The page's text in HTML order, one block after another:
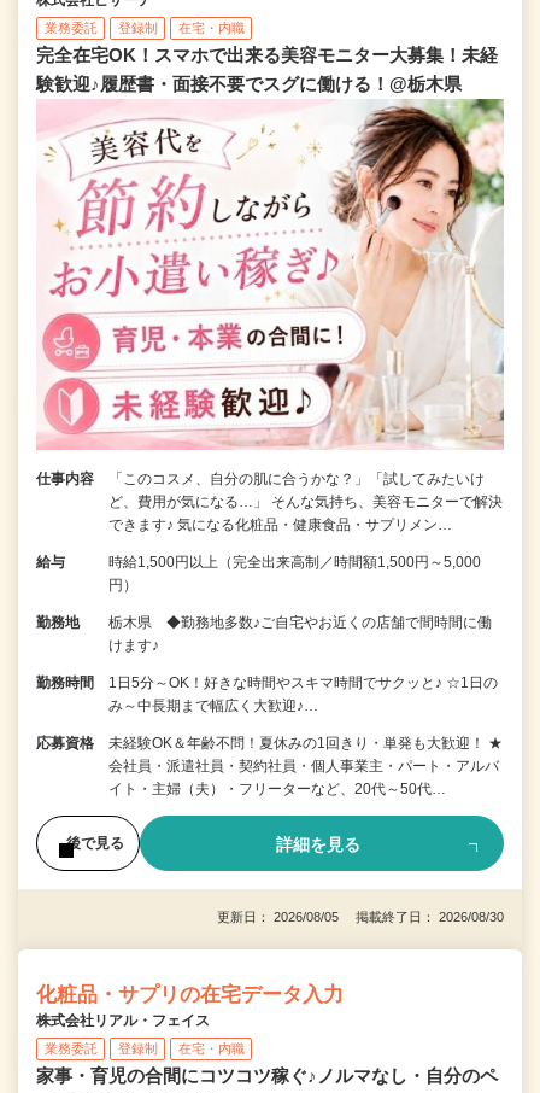
業務委託 登録制 在宅・内職
完全在宅OK！スマホで出来る美容モニター大募集！未経
験歓迎♪履歴書・面接不要でスグに働ける！@栃木県
仕事内容
「このコスメ、自分の肌に合うかな？」「試してみたいけ
ど、費用が気になる…」 そんな気持ち、美容モニターで解決
できます♪ 気になる化粧品・健康食品・サプリメン…
給与
時給1,500円以上（完全出来高制／時間額1,500円～5,000
円）
勤務地
栃木県 ◆勤務地多数♪ご自宅やお近くの店舗で間時間に働
けます♪
勤務時間
1日5分～OK！好きな時間やスキマ時間でサクッと♪ ☆1日の
み～中長期まで幅広く大歓迎♪…
応募資格
未経験OK＆年齢不問！夏休みの1回きり・単発も大歓迎！ ★
会社員・派遣社員・契約社員・個人事業主・パート・アルバ
イト・主婦（夫）・フリーターなど、20代～50代…
後で見る 詳細を見る
更新日： 2026/08/05 掲載終了日： 2026/08/30
化粧品・サプリの在宅データ入力
株式会社リアル・フェイス
業務委託 登録制 在宅・内職
家事・育児の合間にコツコツ稼ぐ♪ノルマなし・自分のペ